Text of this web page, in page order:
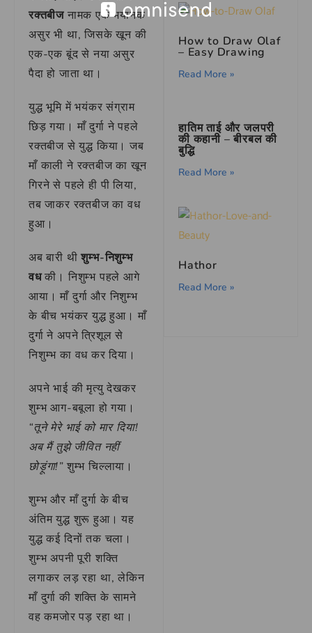
रक्तबीज नामक एक भयानक
असुर भी था, जिसके खून की
एक-एक बूंद से नया असुर
पैदा हो जाता था।
युद्ध भूमि में भयंकर संग्राम
छिड़ गया। माँ दुर्गा ने पहले
रक्तबीज से युद्ध किया। जब
माँ काली ने रक्तबीज का खून
गिरने से पहले ही पी लिया,
तब जाकर रक्तबीज का वध
हुआ।
अब बारी थीशुम्भ-निशुम्भ
वधकी। निशुम्भ पहले आगे
आया। माँ दुर्गा और निशुम्भ
के बीच भयंकर युद्ध हुआ। माँ
दुर्गा ने अपने त्रिशूल से
निशुम्भ का वध कर दिया।
अपने भाई की मृत्यु देखकर
शुम्भ आग-बबूला हो गया।
“तूने मेरे भाई को मार दिया!
अब मैं तुझे जीवित नहीं
छोड़ूंगा!” शुम्भ चिल्लाया।
शुम्भ और माँ दुर्गा के बीच
अंतिम युद्ध शुरू हुआ। यह
युद्ध कई दिनों तक चला।
शुम्भ अपनी पूरी शक्ति
लगाकर लड़ रहा था, लेकिन
माँ दुर्गा की शक्ति के सामने
वह कमजोर पड़ रहा था।
How to Draw Olaf
– Easy Drawing
Read More »
हातिम ताई और जलपरी
की कहानी – बीरबल की
बुद्धि
Read More »
Hathor
Read More »